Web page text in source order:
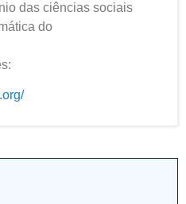
das ciências sociais
do